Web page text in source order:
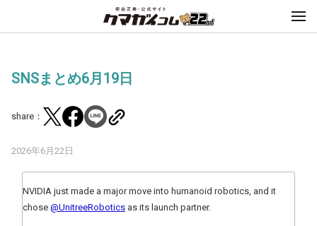
SNSまとめ6月19日
share：
2026年6月22日
NVIDIA just made a major move into humanoid robotics, and it
chose @UnitreeRobotics as its launch partner.